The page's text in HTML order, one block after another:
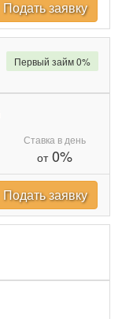
Подать заявку
Ставка в день
от0%
Первый займ 0%
Подать заявку